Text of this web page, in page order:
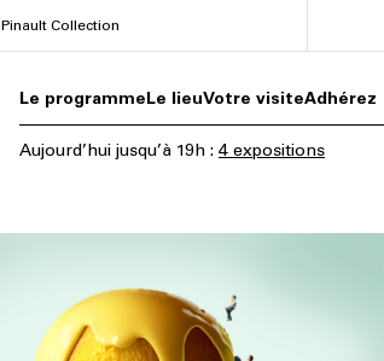
Pinault Collection
Le programmeLe lieuVotre visiteAdhérez
Aujourd’hui jusqu’à 19h : 4 expositions